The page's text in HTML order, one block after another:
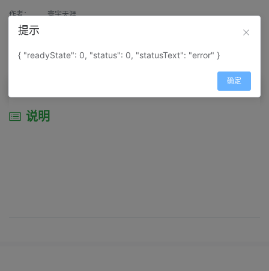
作者： 寰宇天涯
来源：
属性： 地图属性： 地图类型-交通线路图
说明
提示
{ "readyState": 0, "status": 0, "statusText": "error" }
确定